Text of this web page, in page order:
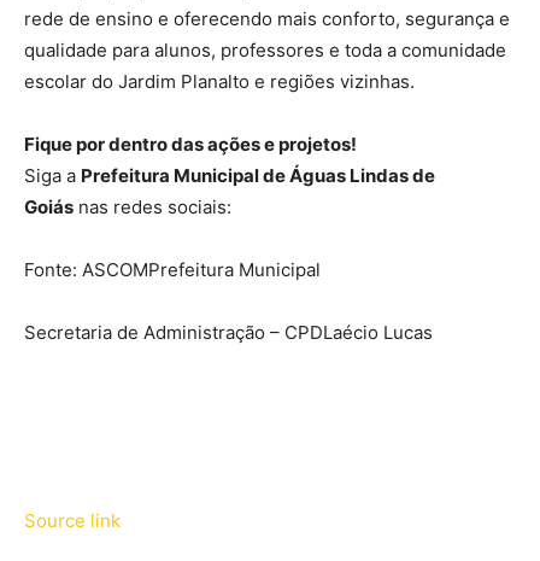
rede de ensino e oferecendo mais conforto, segurança e
qualidade para alunos, professores e toda a comunidade
escolar do Jardim Planalto e regiões vizinhas.
Fique por dentro das ações e projetos!
Siga a Prefeitura Municipal de Águas Lindas de
Goiás nas redes sociais:
Fonte: ASCOMPrefeitura Municipal
Secretaria de Administração – CPDLaécio Lucas
Source link